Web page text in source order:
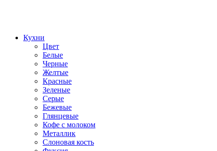
Кухни
Цвет
Белые
Черные
Желтые
Красные
Зеленые
Серые
Бежевые
Глянцевые
Кофе с молоком
Металлик
Слоновая кость